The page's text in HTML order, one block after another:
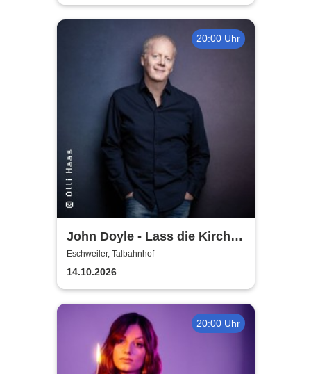
20:00 Uhr
John Doyle - Lass die Kirche
im Dorf
Eschweiler, Talbahnhof
14.10.2026
20:00 Uhr